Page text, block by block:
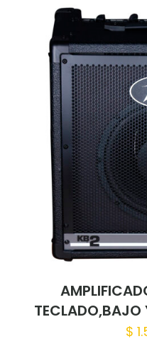
TECLADO,BAJO
$